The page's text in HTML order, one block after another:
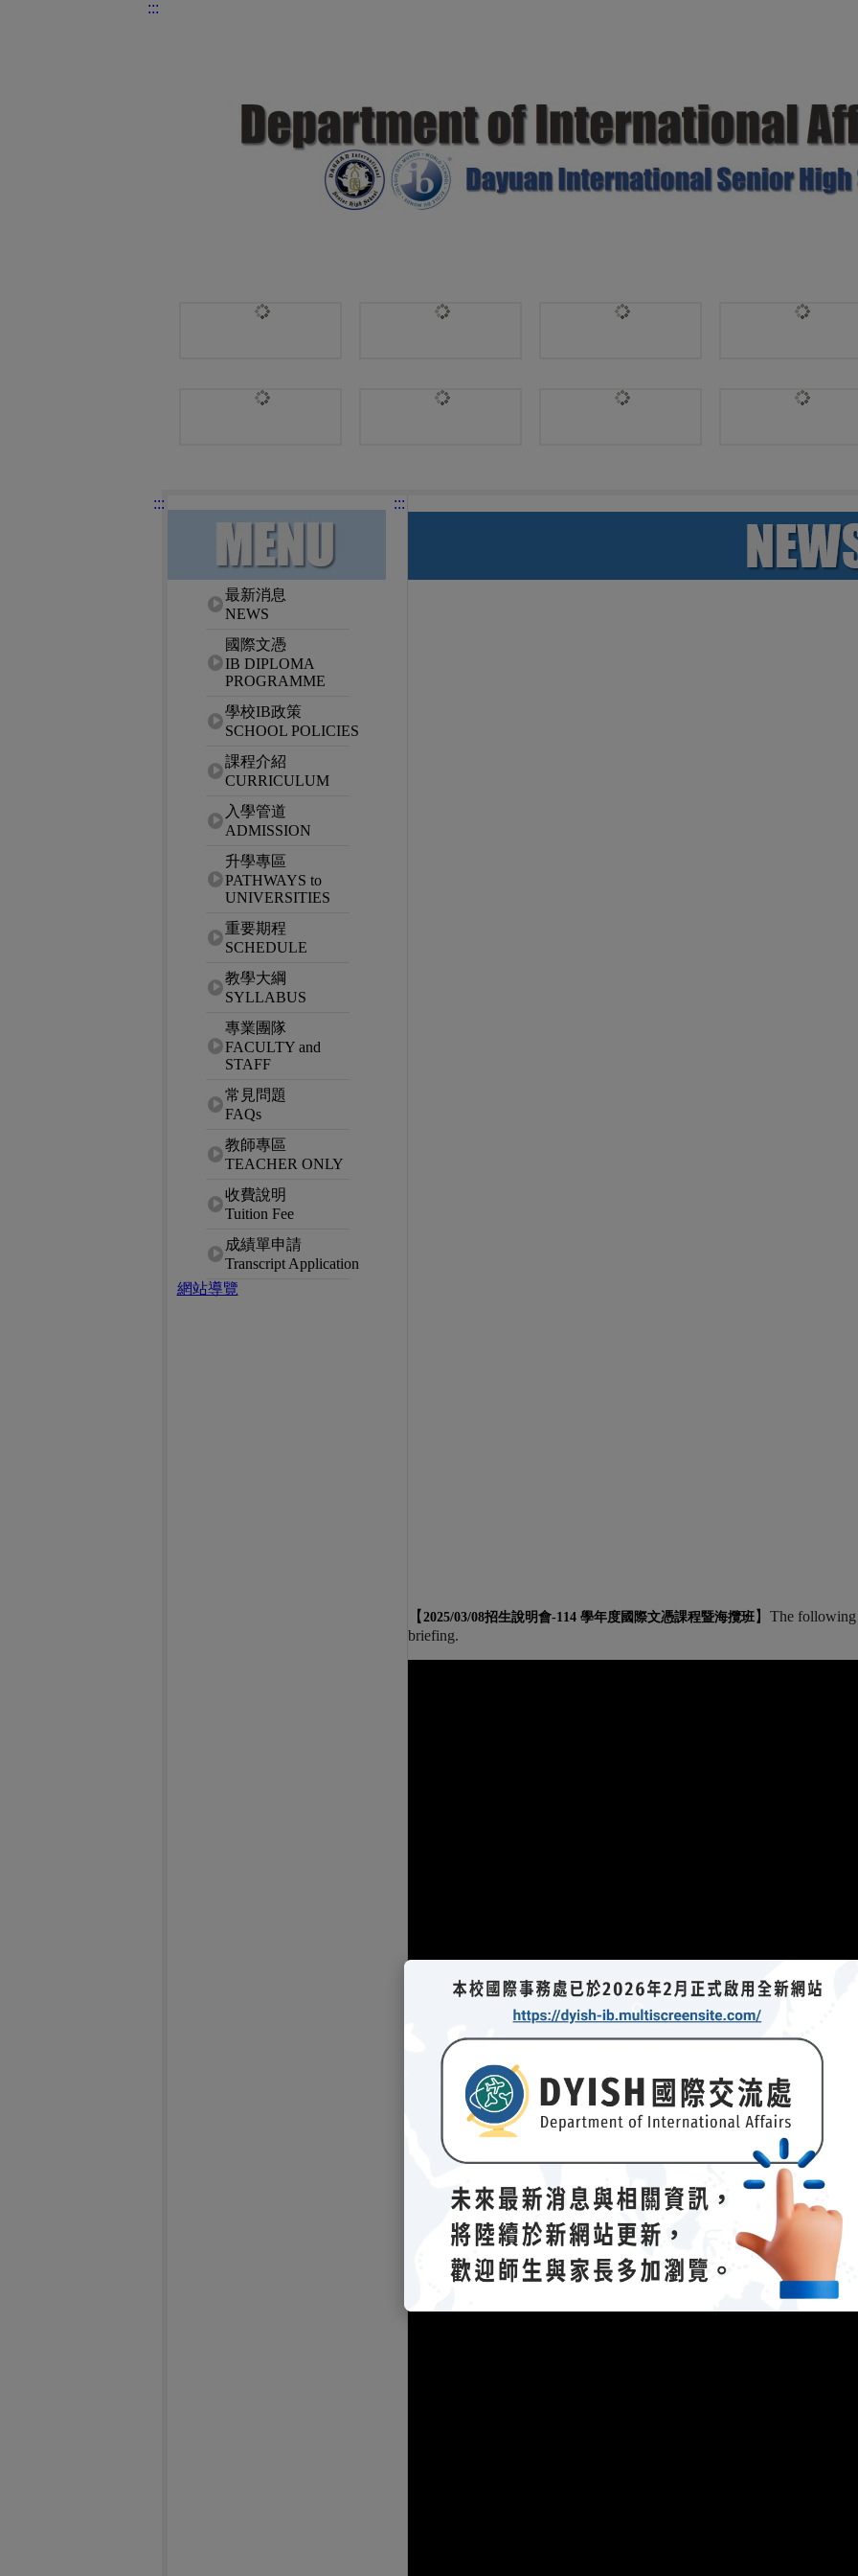
:::
:::
網站選單最新消息
NEWS
國際文憑
IB DIPLOMA
PROGRAMME
學校IB政策
SCHOOL POLICIES
課程介紹
CURRICULUM
入學管道
ADMISSION
升學專區
PATHWAYS to
UNIVERSITIES
重要期程
SCHEDULE
教學大綱
SYLLABUS
專業團隊
FACULTY and
STAFF
常見問題
FAQs
教師專區
TEACHER ONLY
收費說明
Tuition Fee
成績單申請
Transcript Application
網站導覽
:::
【 2025/03/08招生說明會-114 學年度國際文憑課程暨海攬班】 The following
briefing.
【2023/04/21招生說明會-112 學年度國際文憑課程暨海攬班】The following
－參考資料：說明會簡報（ 連結 (另開新視窗)
）